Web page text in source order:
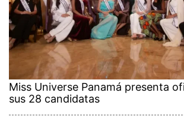
Miss Universe Panamá presenta
sus 28 candidatas